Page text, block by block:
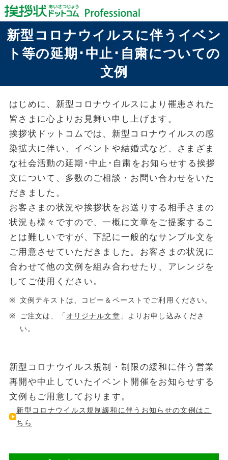
新型コロナウイルスに伴うイベン
ト等の延期･中止･自粛についての
文例
はじめに、新型コロナウイルスにより罹患された
皆さまに心よりお見舞い申し上げます。
挨拶状ドットコムでは、新型コロナウイルスの感
染拡大に伴い、イベントや結婚式など、さまざま
な社会活動の延期･中止･自粛をお知らせする挨拶
文について、多数のご相談・お問い合わせをいた
だきました。
お客さまの状況や挨拶状をお送りする相手さまの
状況も様々ですので、一概に文章をご提案するこ
とは難しいですが、下記に一般的なサンプル文を
ご用意させていただきました。お客さまの状況に
合わせて他の文例を組み合わせたり、アレンジを
してご使用ください。
文例テキストは、コピー＆ペーストでご利用ください。
ご注文は、「 オリジナル文章 」よりお申し込みくださ
い。
新型コロナウイルス規制・制限の緩和に伴う営業
再開や中止していたイベント開催をお知らせする
文例もご用意しております。
新型コロナウイルス規制緩和に伴うお知らせの文例はこ
ちら